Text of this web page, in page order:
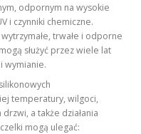
odpornym na wysokie
i czynniki chemiczne.
trwałe i odporne
służyć przez wiele lat
wymianie.
temperatury, wilgoci,
a także działania
mogą ulegać: